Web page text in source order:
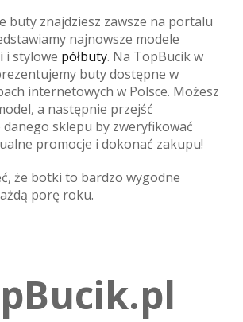
buty znajdziesz zawsze na portalu
najnowsze modele
i stylowe półbuty. Na TopBucik w
buty dostępne w
internetowych w Polsce. Możesz
a następnie przejść
sklepu by zweryfikować
promocje i dokonać zakupu!
że botki to bardzo wygodne
porę roku.